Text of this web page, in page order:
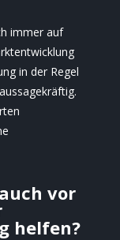
immer auf
in der Regel
vor
helfen?